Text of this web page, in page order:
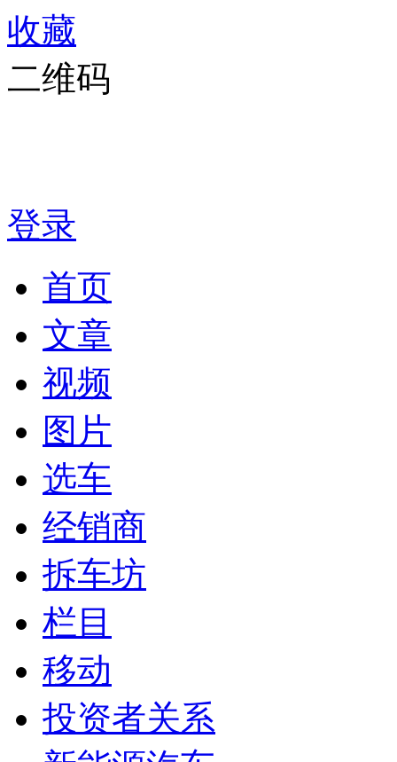
收藏
二维码
登录
首页
文章
视频
图片
选车
经销商
拆车坊
栏目
移动
投资者关系